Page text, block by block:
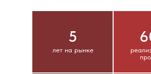
5
лет на рынке